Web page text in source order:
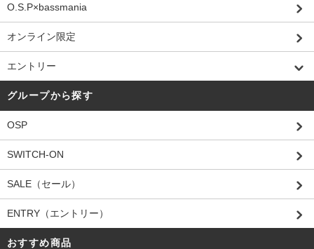
O.S.P×bassmania
オンライン限定
エントリー
グループから探す
OSP
SWITCH-ON
SALE（セール）
ENTRY（エントリー）
おすすめ商品